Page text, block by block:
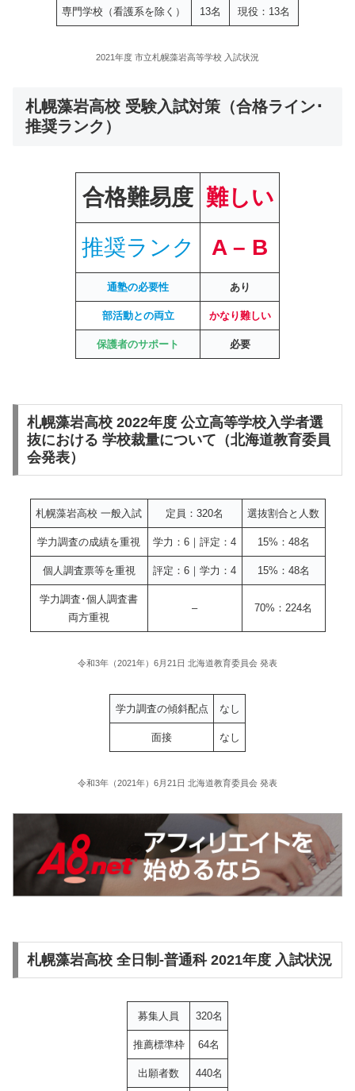
専門学校（看護系を除く） 13名 現役：13名
2021年度 市立札幌藻岩高等学校 入試状況
札幌藻岩高校 受験入試対策（合格ライン･
推奨ランク）
合格難易度 難しい
推奨ランク A – B
通塾の必要性 あり
部活動との両立 かなり難しい
保護者のサポート 必要
札幌藻岩高校 2022年度 公立高等学校入学者選
抜における 学校裁量について（北海道教育委員
会発表）
札幌藻岩高校 一般入試 定員：320名 選抜割合と人数
学力調査の成績を重視 学力：6｜評定：4 15%：48名
個人調査票等を重視 評定：6｜学力：4 15%：48名
学力調査･個人調査書
両方重視
– 70%：224名
令和3年（2021年）6月21日 北海道教育委員会 発表
学力調査の傾斜配点 なし
面接 なし
令和3年（2021年）6月21日 北海道教育委員会 発表
札幌藻岩高校 全日制-普通科 2021年度 入試状況
募集人員 320名
推薦標準枠 64名
出願者数 440名